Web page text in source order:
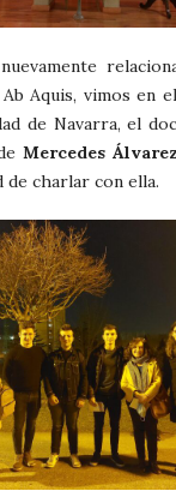
Aquis, vimos en
de Navarra, el
Mercedes
charlar con ella.